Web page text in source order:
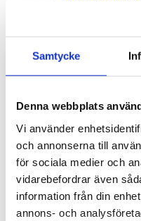
Samtycke
Denna webbplats
Vi använder
och annonserna till
för sociala medier och
vidarebefordrar även
information från din
annons- och
Kontakta oss
Hem
Excelkonsult
Accesskonsult
Outsourcing av
Mobil-appar
Webbutveckling
SQL-kopplad
Dokumentation
Excel-makeover